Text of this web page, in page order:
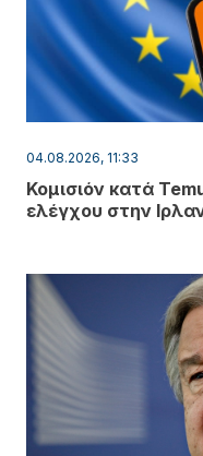
04.08.2026, 11:33
Κομισιόν κατά
ελέγχου στην